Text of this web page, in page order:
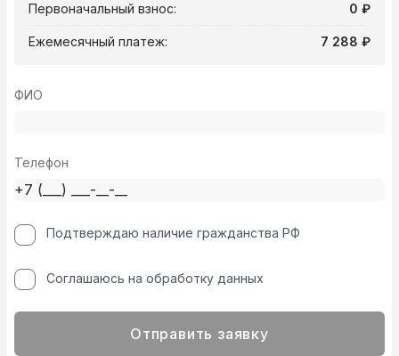
Первоначальный взнос: 0 ₽
Ежемесячный платеж: 7 288 ₽
ФИО
Телефон
Подтверждаю наличие гражданства РФ
Соглашаюсь на обработку данных
Отправить заявку